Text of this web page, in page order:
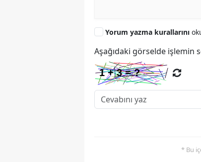
Yorum yazma kurallarını
Aşağıdaki görselde işlemin
* Bu